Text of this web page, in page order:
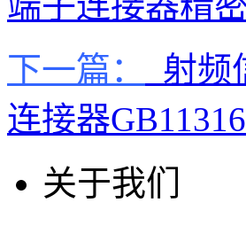
下一篇：
射频
连接器
关于我们